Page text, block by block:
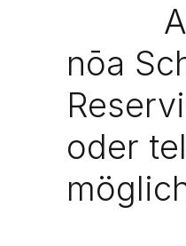
nōa
oder